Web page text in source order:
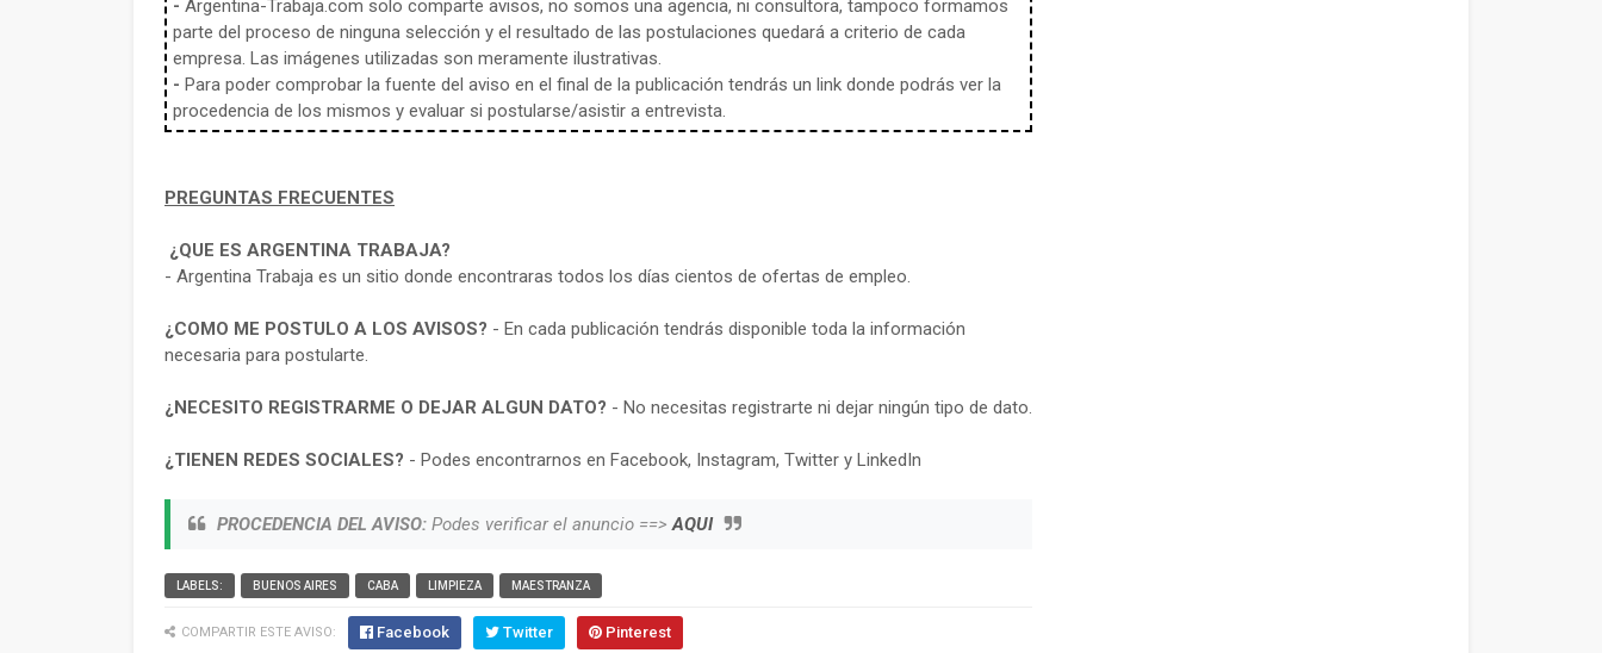
- Argentina-Trabaja.com solo comparte avisos, no somos una agencia, ni consultora, tampoco formamos
parte del proceso de ninguna selección y el resultado de las postulaciones quedará a criterio de cada
empresa. Las imágenes utilizadas son meramente ilustrativas.
- Para poder comprobar la fuente del aviso en el final de la publicación tendrás un link donde podrás ver la
procedencia de los mismos y evaluar si postularse/asistir a entrevista.
PREGUNTAS FRECUENTES
¿QUE ES ARGENTINA TRABAJA?
- Argentina Trabaja es un sitio donde encontraras todos los días cientos de ofertas de empleo.
¿COMO ME POSTULO A LOS AVISOS? - En cada publicación tendrás disponible toda la información
necesaria para postularte.
¿NECESITO REGISTRARME O DEJAR ALGUN DATO? - No necesitas registrarte ni dejar ningún tipo de dato.
¿TIENEN REDES SOCIALES? - Podes encontrarnos en Facebook, Instagram, Twitter y LinkedIn
PROCEDENCIA DEL AVISO: Podes verificar el anuncio ==>AQUI
LABELS: BUENOS AIRES CABA LIMPIEZA MAESTRANZA
COMPARTIR ESTE AVISO: Facebook Twitter Pinterest